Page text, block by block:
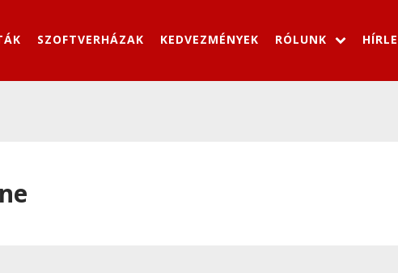
SZOFTVERHÁZAK KEDVEZMÉNYEK RÓLUNK